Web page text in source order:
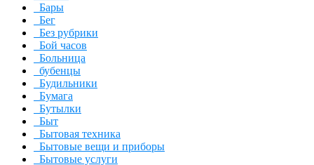
Бары
Бег
Без рубрики
Бой часов
Больница
бубенцы
Будильники
Бумага
Бутылки
Быт
Бытовая техника
Бытовые вещи и приборы
Бытовые услуги